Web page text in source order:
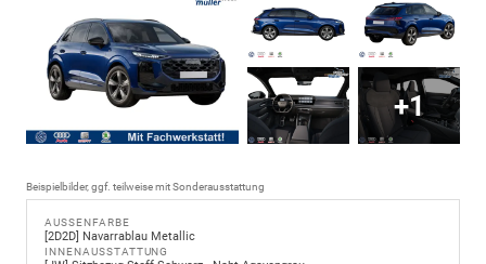
+1
Beispielbilder, ggf. teilweise mit Sonderausstattung
AUSSENFARBE
[2D2D] Navarrablau Metallic
INNENAUSSTATTUNG